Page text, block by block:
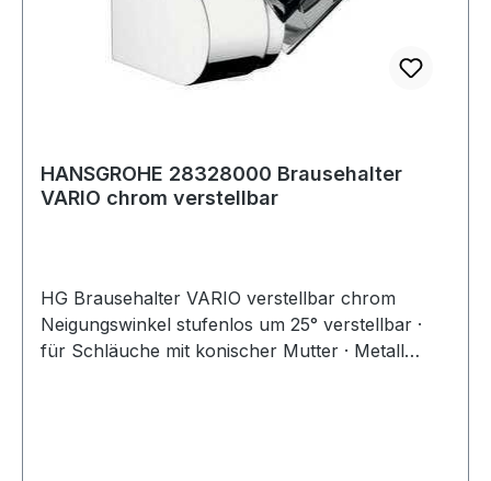
HANSGROHE 28328000 Brausehalter
VARIO chrom verstellbar
HG Brausehalter VARIO verstellbar chrom
Neigungswinkel stufenlos um 25° verstellbar ·
für Schläuche mit konischer Mutter · Metall